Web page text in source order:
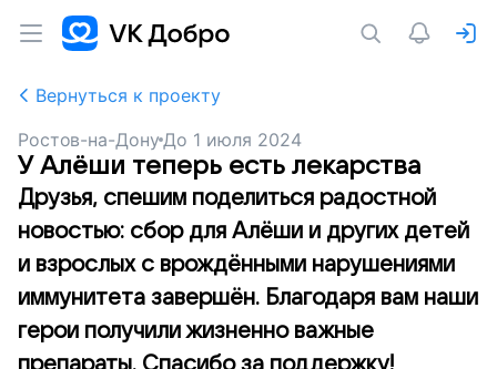
Вернуться к проекту
Ростов-на-Дону До 1 июля 2024
У Алёши теперь есть лекарства
Друзья, спешим поделиться радостной
новостью: сбор для Алёши и других детей
и взрослых с врождёнными нарушениями
иммунитета завершён. Благодаря вам наши
герои получили жизненно важные